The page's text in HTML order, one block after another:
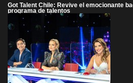
Got Talent Chile: Revive el emocionante
programa de talentos